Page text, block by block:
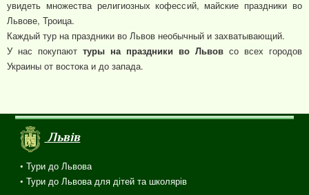
увидеть множества религиозных кофессий, майские праздники во
Львове, Троица.
Каждый тур на праздники во Львов необычный и захватывающий.
У нас покупают туры на праздники во Львов со всех городов
Украины от востока и до запада.
Львів
• Тури до Львова
• Тури до Львова для дітей та школярів